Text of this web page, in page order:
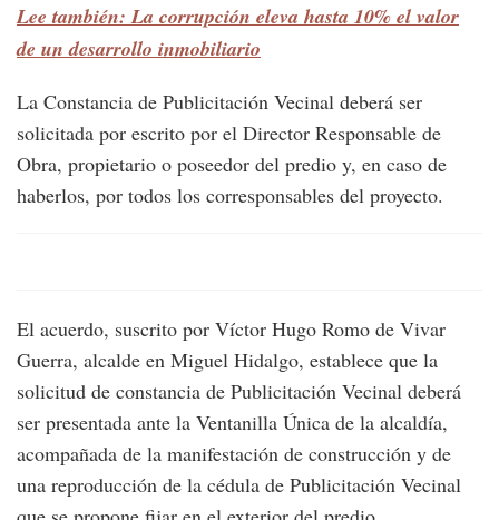
Lee también: La corrupción eleva hasta 10% el valor
de un desarrollo inmobiliario
La Constancia de Publicitación Vecinal deberá ser
solicitada por escrito por el Director Responsable de
Obra, propietario o poseedor del predio y, en caso de
haberlos, por todos los corresponsables del proyecto.
El acuerdo, suscrito por Víctor Hugo Romo de Vivar
Guerra, alcalde en Miguel Hidalgo, establece que la
solicitud de constancia de Publicitación Vecinal deberá
ser presentada ante la Ventanilla Única de la alcaldía,
acompañada de la manifestación de construcción y de
una reproducción de la cédula de Publicitación Vecinal